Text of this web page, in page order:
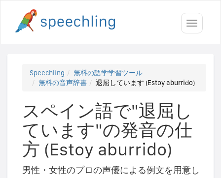
Toggle
Speechling
無料の語学学習ツール
無料の音声辞書
退屈しています (Estoy aburrido)
スペイン語で"退屈し
ています"の発音の仕
方 (Estoy aburrido)
男性・女性のプロの声優による例文を用意し